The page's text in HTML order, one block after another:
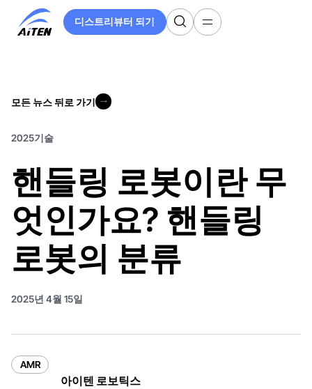
디스트리뷰터 되기
디스트리뷰터 되기
모든 뉴스 뒤로 가기
2025기술
핸들링 로봇이란 무
엇인가요? 핸들링
로봇의 분류
2025년 4월 15일
AMR
아이텐 로보틱스